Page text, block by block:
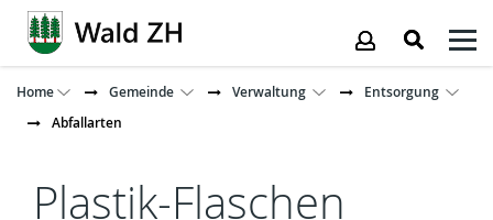
Kopfzeile
Home Gemeinde Verwaltung
Entsorgung
Abfallarten
Inhalt
Plastik-Flaschen